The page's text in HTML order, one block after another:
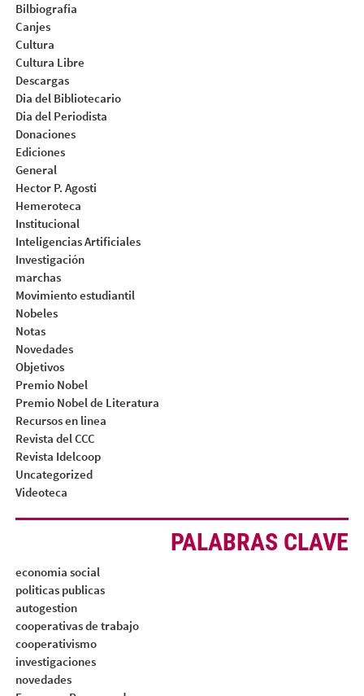
Bilbiografia
Canjes
Cultura
Cultura Libre
Descargas
Dia del Bibliotecario
Dia del Periodista
Donaciones
Ediciones
General
Hector P. Agosti
Hemeroteca
Institucional
Inteligencias Artificiales
Investigación
marchas
Movimiento estudiantil
Nobeles
Notas
Novedades
Objetivos
Premio Nobel
Premio Nobel de Literatura
Recursos en linea
Revista del CCC
Revista Idelcoop
Uncategorized
Videoteca
PALABRAS CLAVE
economia social
politicas publicas
autogestion
cooperativas de trabajo
cooperativismo
investigaciones
novedades